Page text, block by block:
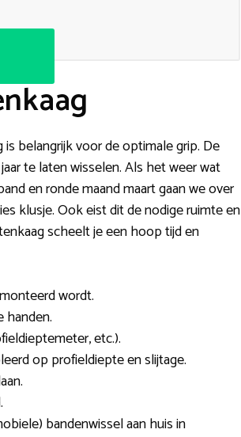
belangrijk voor de optimale grip. De
te laten wisselen. Als het weer wat
en ronde maand maart gaan we over
klusje. Ook eist dit de nodige ruimte en
scheelt je een hoop tijd en
wordt.
handen.
etc.).
op profieldiepte en slijtage.
bandenwissel aan huis in